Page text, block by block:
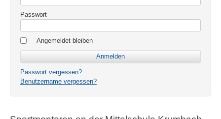
Passwort
Angemeldet bleiben
Passwort vergessen?
Benutzername vergessen?